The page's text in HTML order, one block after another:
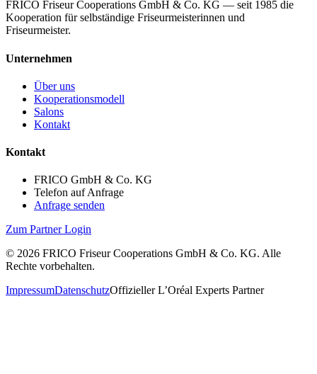
FRICO Friseur Cooperations GmbH & Co. KG — seit 1985 die
Kooperation für selbständige Friseurmeisterinnen und
Friseurmeister.
Unternehmen
Über uns
Kooperationsmodell
Salons
Kontakt
Kontakt
FRICO GmbH & Co. KG
Telefon auf Anfrage
Anfrage senden
Zum Partner Login
© 2026 FRICO Friseur Cooperations GmbH & Co. KG. Alle
Rechte vorbehalten.
ImpressumDatenschutzOffizieller L’Oréal Experts Partner